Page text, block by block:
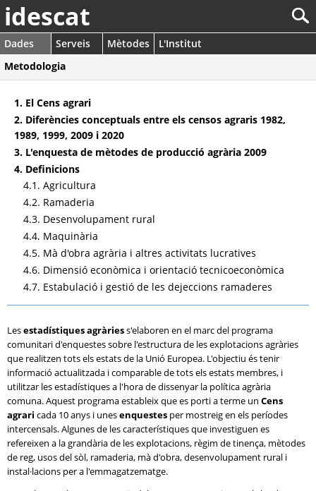
idescat
Dades Serveis Mètodes
L'Institut
Metodologia
1. El Cens agrari
2. Diferències conceptuals entre els censos agraris 1982,
1989, 1999, 2009 i 2020
3. L'enquesta de mètodes de producció agrària 2009
4. Definicions
4.1. Agricultura
4.2. Ramaderia
4.3. Desenvolupament rural
4.4. Maquinària
4.5. Mà d'obra agrària i altres activitats lucratives
4.6. Dimensió econòmica i orientació tecnicoeconòmica
4.7. Estabulació i gestió de les dejeccions ramaderes
Lesestadístiques agràriess'elaboren en el marc del programa
comunitari d'enquestes sobre l'estructura de les explotacions agràries
que realitzen tots els estats de la Unió Europea. L'objectiu és tenir
informació actualitzada i comparable de tots els estats membres, i
utilitzar les estadístiques a l'hora de dissenyar la política agrària
comuna. Aquest programa estableix que es porti a terme un Cens
agrari cada 10 anys i unesenquestes per mostreig en els períodes
intercensals. Algunes de les característiques que investiguen es
refereixen a la grandària de les explotacions, règim de tinença, mètodes
de reg, usos del sòl, ramaderia, mà d'obra, desenvolupament rural i
instal·lacions per a l'emmagatzematge.